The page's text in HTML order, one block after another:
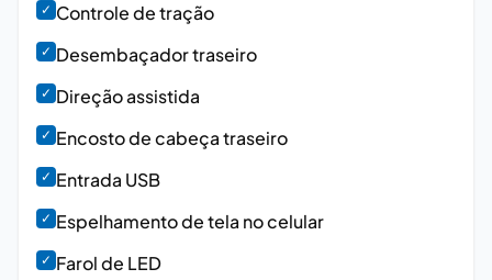
✓ Controle de tração
✓ Desembaçador traseiro
✓ Direção assistida
✓ Encosto de cabeça traseiro
✓ Entrada USB
✓ Espelhamento de tela no celular
✓ Farol de LED